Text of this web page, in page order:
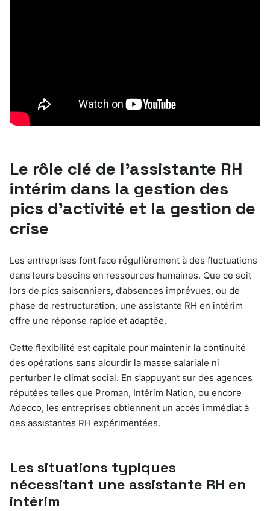
Le rôle clé de l’assistante RH
intérim dans la gestion des
pics d’activité et la gestion de
crise
Les entreprises font face régulièrement à des fluctuations
dans leurs besoins en ressources humaines. Que ce soit
lors de pics saisonniers, d’absences imprévues, ou de
phase de restructuration, une assistante RH en intérim
offre une réponse rapide et adaptée.
Cette flexibilité est capitale pour maintenir la continuité
des opérations sans alourdir la masse salariale ni
perturber le climat social. En s’appuyant sur des agences
réputées telles que Proman, Intérim Nation, ou encore
Adecco, les entreprises obtiennent un accès immédiat à
des assistantes RH expérimentées.
Les situations typiques
nécessitant une assistante RH en
intérim